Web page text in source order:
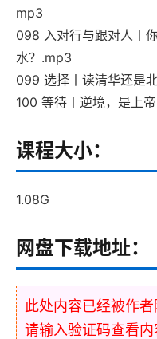
mp3
098 入对行与跟对人丨
水？.mp3
099 选择丨读清华还是
100 等待丨逆境，是上
课程大小：
1.08G
网盘下载地址：
此处内容已经被作者
请输入验证码查看内